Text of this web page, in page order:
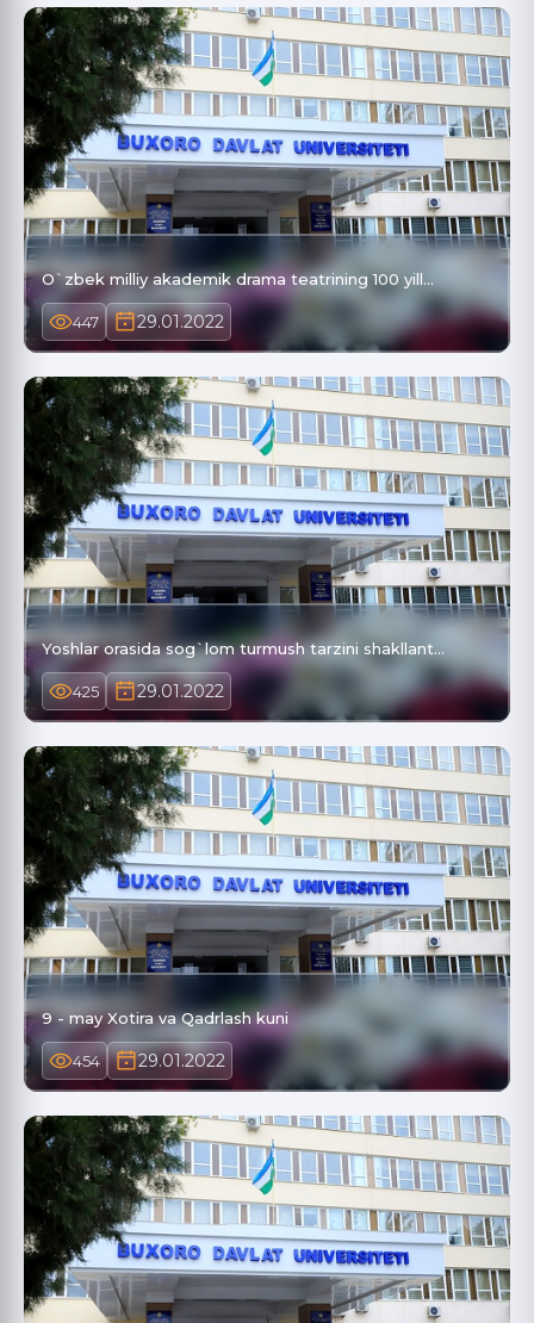
O`zbek milliy akademik drama teatrining 100 yill…
447 29.01.2022
Yoshlar orasida sog`lom turmush tarzini shakllant…
425 29.01.2022
9 - may Xotira va Qadrlash kuni
454 29.01.2022